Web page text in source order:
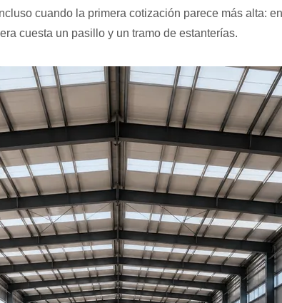
cuando la primera cotización parece más alta:
cuesta un pasillo y un tramo de estanterías.